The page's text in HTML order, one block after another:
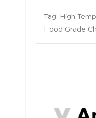
Tag: High
Food Grade